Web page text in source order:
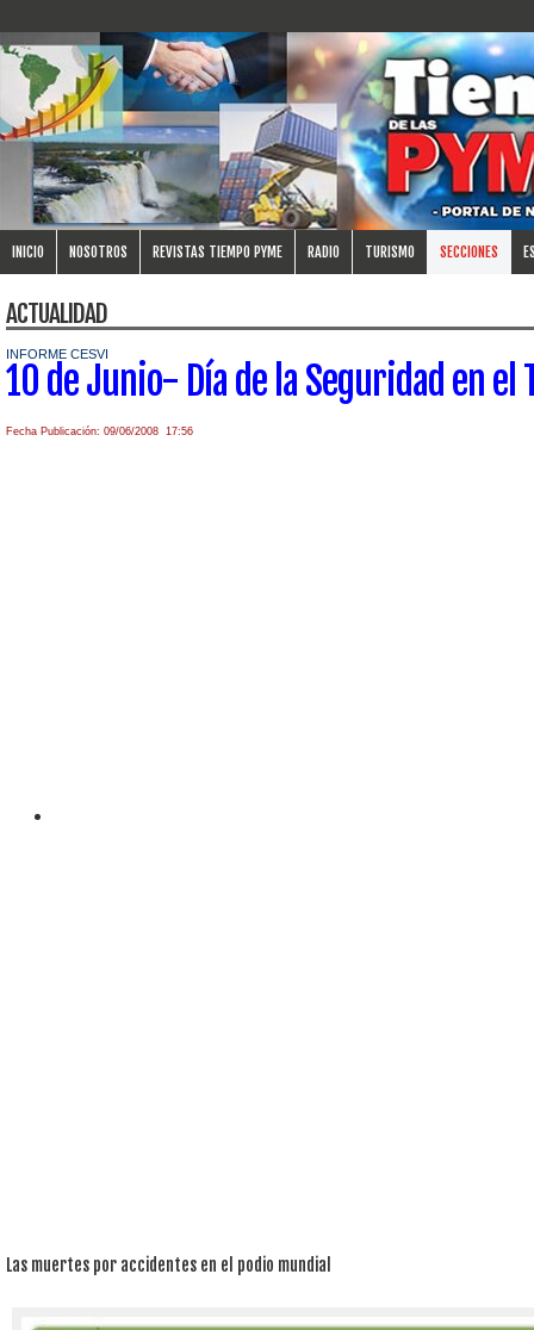
INICIO NOSOTROS REVISTAS TIEMPO PYME RADIO TURISMO SECCIONES
ACTUALIDAD
INFORME CESVI
10 de Junio- Día de la Seguridad en el
Fecha Publicación: 09/06/2008 17:56
Las muertes por accidentes en el podio mundial